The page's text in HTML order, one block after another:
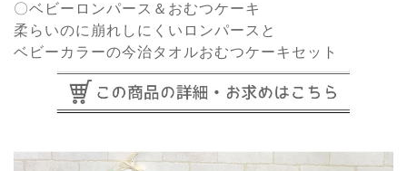
〇ベビーロンパース＆おむつケーキ
柔らいのに崩れしにくいロンパースと
ベビーカラーの今治タオルおむつケーキセット